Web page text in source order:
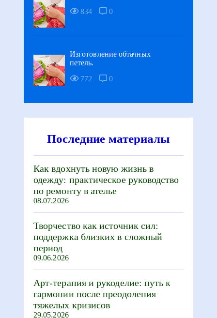
834 0
Изготовление обтачных
петель.
772
0
Последние материалы
Как вдохнуть новую жизнь в
одежду: практическое руководство
по ремонту в ателье
08.07.2026
Творчество как источник сил:
поддержка близких в сложный
период
09.06.2026
Арт-терапия и рукоделие: путь к
гармонии после преодоления
тяжелых кризисов
29.05.2026